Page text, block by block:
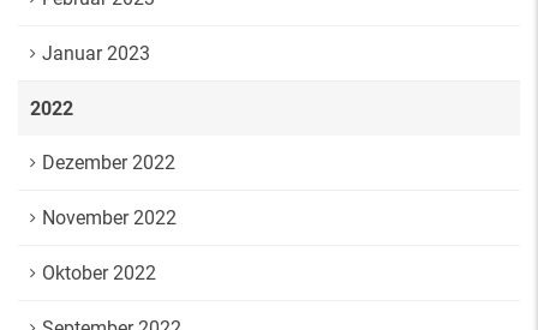
Januar 2023
2022
Dezember 2022
November 2022
Oktober 2022